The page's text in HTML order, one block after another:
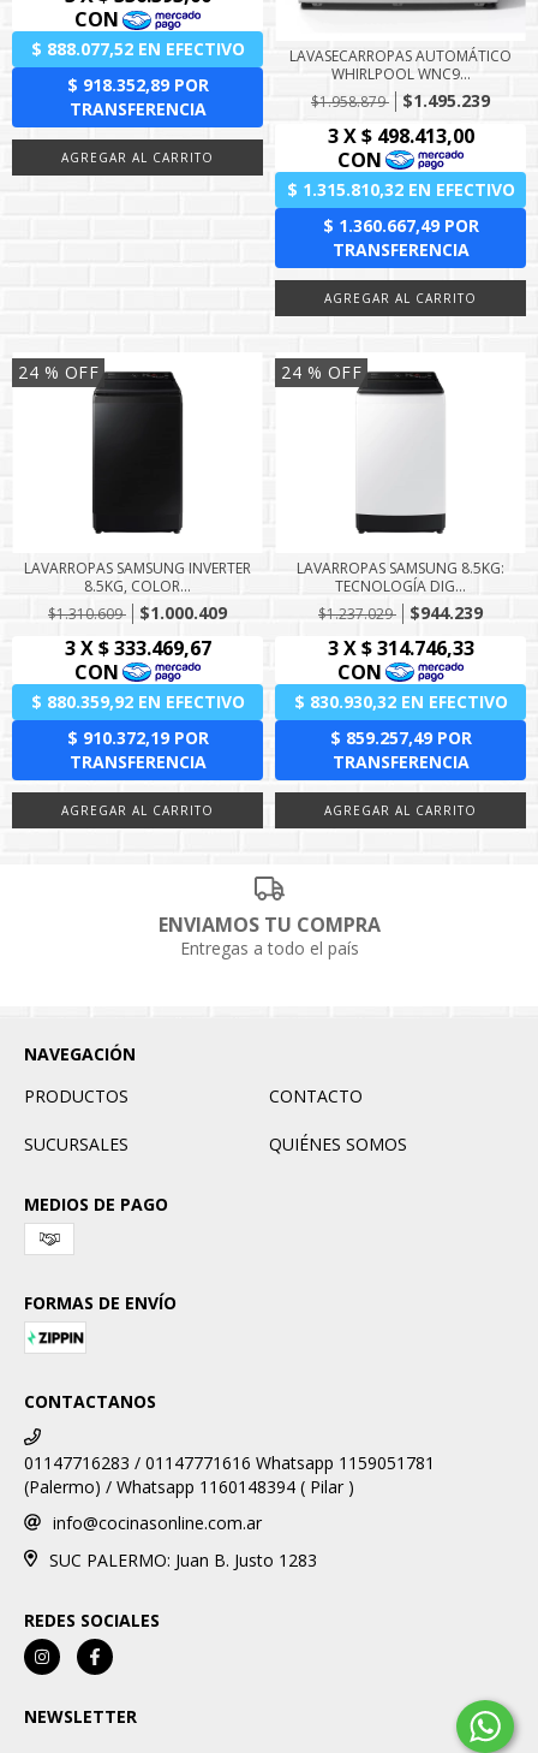
LAVASECARROPAS AUTOMÁTICO
WHIRLPOOL WNC9...
$1.958.879
$1.495.239
24 % OFF
LAVARROPAS SAMSUNG INVERTER
8.5KG, COLOR...
$1.310.609
$1.000.409
24 % OFF
LAVARROPAS SAMSUNG 8.5KG:
TECNOLOGÍA DIG...
$1.237.029
$944.239
ENVIAMOS TU COMPRA
Entregas a todo el país
NAVEGACIÓN
PRODUCTOS
CONTACTO
SUCURSALES QUIÉNES SOMOS
MEDIOS DE PAGO
FORMAS DE ENVÍO
CONTACTANOS
01147716283 / 01147771616 Whatsapp 1159051781
(Palermo) / Whatsapp 1160148394 ( Pilar )
info@cocinasonline.com.ar
SUC PALERMO: Juan B. Justo 1283
REDES SOCIALES
NEWSLETTER